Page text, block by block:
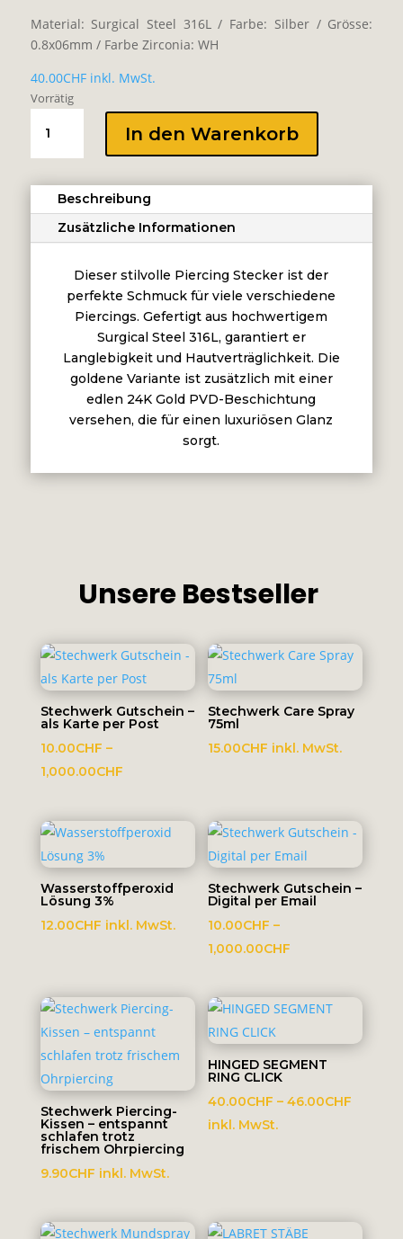
Material: Surgical Steel 316L / Farbe: Silber / Grösse:
0.8x06mm / Farbe Zirconia: WH
40.00CHF inkl. MwSt.
Vorrätig
MICRO
ATTACHMENT
CLUSTER
Menge
In den Warenkorb
Beschreibung
Zusätzliche Informationen
Dieser stilvolle Piercing Stecker ist der
perfekte Schmuck für viele verschiedene
Piercings. Gefertigt aus hochwertigem
Surgical Steel 316L, garantiert er
Langlebigkeit und Hautverträglichkeit. Die
goldene Variante ist zusätzlich mit einer
edlen 24K Gold PVD-Beschichtung
versehen, die für einen luxuriösen Glanz
sorgt.
Unsere Bestseller
Stechwerk Gutschein –
als Karte per Post
10.00CHF –
1,000.00CHFPreisspanne:
bis
1,000.00CHF
Stechwerk Care Spray
75ml
15.00CHF inkl. MwSt.
Wasserstoffperoxid
Lösung 3%
12.00CHF inkl. MwSt.
Stechwerk Gutschein –
Digital per Email
10.00CHF –
1,000.00CHF
bis
1,000.00CHF
Stechwerk Piercing-
Kissen – entspannt
schlafen trotz
frischem Ohrpiercing
9.90CHF inkl. MwSt.
HINGED SEGMENT
RING CLICK
40.00CHF –46.00CHF
inkl. MwSt.